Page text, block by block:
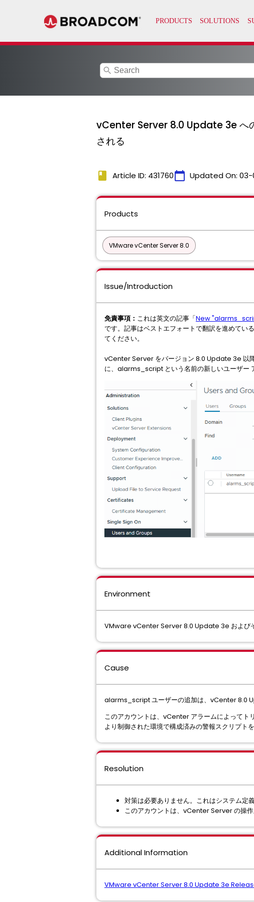
search
vCenter Server 8.0 Update 3e へ
される
book Article ID: 431760calendar_today Updated On: 03-
Products
VMware vCenter Server 8.0
Issue/Introduction
免責事項： これは英文の記事「New
です。記事はベストエフォートで翻訳を進めてい
てください。
vCenter Server をバージョン 8.0 Update 3e 以
に、alarms_script という名前の新しいユーザー
Environment
VMware vCenter Server 8.0 Update 3e および
Cause
alarms_script ユーザーの追加は、vCenter 8.0
このアカウントは、vCenter アラームによってト
より制御された環境で構成済みの警報スクリプト
Resolution
対策は必要ありません。これはシステム定
このアカウントは、vCenter Server の操作
Additional Information
VMware vCenter Server 8.0 Update 3e